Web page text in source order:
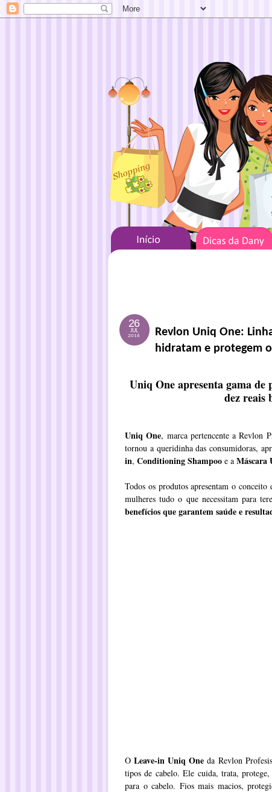
26
JUL
2016
Revlon Uniq One:
hidratam e protegem
Uniq One apresenta gama de
dez reais
Uniq One, marca pertencente a Revlon
tornou a queridinha das consumidoras,
in, Conditioning Shampoo e a Máscara
Todos os produtos apresentam o
mulheres tudo o que necessitam para
benefícios que garantem saúde e
OLeave-in Uniq One da Revlon
tipos de cabelo. Ele cuida, trata,
para o cabelo. Fios mais macios,